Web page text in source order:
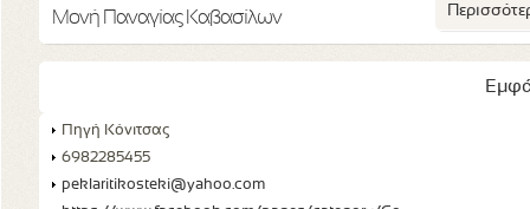
Μονή Παναγίας Καβασίλων
Πηγή Κόνιτσας
6982285455
peklaritikosteki@yahoo.com